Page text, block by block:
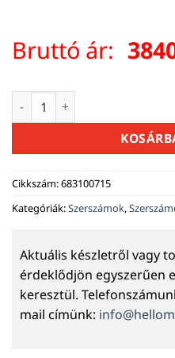
Bruttó ár:
Illesztőfűrész állítható
Cikkszám:683100715
Kategóriák:Szerszámok,
Aktuális készletről vagy
érdeklődjön egyszerűen
keresztül.
mail címünk: